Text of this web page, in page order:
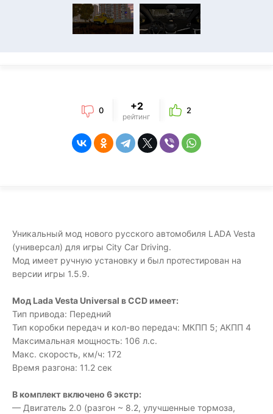
0 +2
рейтинг
2
Уникальный мод нового русского автомобиля LADA Vesta
(универсал) для игры City Car Driving.
Мод имеет ручную установку и был протестирован на
версии игры 1.5.9.
Мод Lada Vesta Universal в CCD имеет:
Тип привода: Передний
Тип коробки передач и кол-во передач: МКПП 5; АКПП 4
Максимальная мощность: 106 л.с.
Макс. скорость, км/ч: 172
Время разгона: 11.2 сек
В комплект включено 6 экстр:
— Двигатель 2.0 (разгон ~ 8.2, улучшенные тормоза,